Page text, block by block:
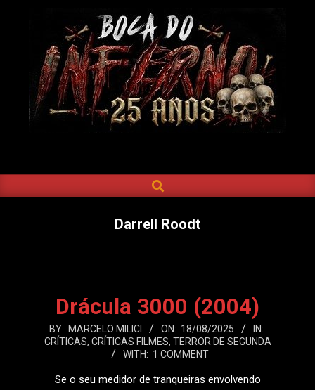
DO
INFERNO
Navigation
SEARCH
Darrell Roodt
Drácula 3000 (2004)
2025-
08-
BY: MARCELO MILICI ON: 18/08/2025
IN:
CRÍTICAS, CRÍTICAS FILMES, TERROR DE SEGUNDA
WITH: 1 COMMENT
Se o seu medidor de tranqueiras envolvendo